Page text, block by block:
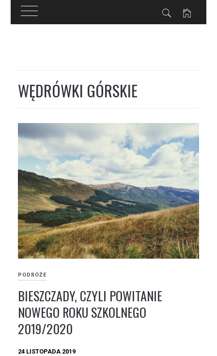
WĘDRÓWKI GÓRSKIE
PODRÓŻE
BIESZCZADY, CZYLI POWITANIE
NOWEGO ROKU SZKOLNEGO
2019/2020
24 LISTOPADA 2019